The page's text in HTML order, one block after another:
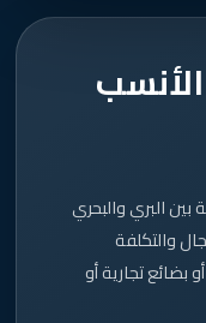
البري والبحري
والتكلفة
تجارية أو